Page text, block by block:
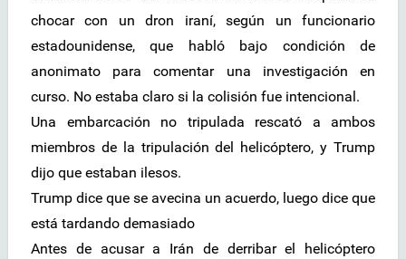
chocar con un dron iraní, según un funcionario
estadounidense, que habló bajo condición de
anonimato para comentar una investigación en
curso. No estaba claro si la colisión fue intencional.
Una embarcación no tripulada rescató a ambos
miembros de la tripulación del helicóptero, y Trump
dijo que estaban ilesos.
Trump dice que se avecina un acuerdo, luego dice que
está tardando demasiado
Antes de acusar a Irán de derribar el helicóptero